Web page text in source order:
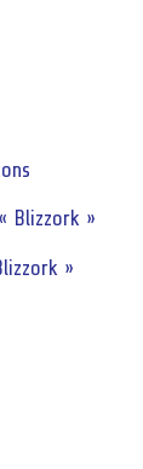
Blizzork »
»